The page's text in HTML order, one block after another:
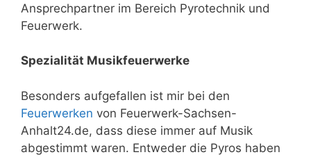
Ansprechpartner im Bereich Pyrotechnik und
Feuerwerk.
Spezialität Musikfeuerwerke
Besonders aufgefallen ist mir bei den
Feuerwerken von Feuerwerk-Sachsen-
Anhalt24.de, dass diese immer auf Musik
abgestimmt waren. Entweder die Pyros haben